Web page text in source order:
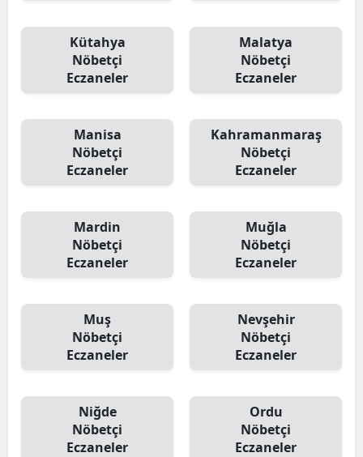
Kütahya
Nöbetçi
Eczaneler
Malatya
Nöbetçi
Eczaneler
Manisa
Nöbetçi
Eczaneler
Kahramanmaraş
Nöbetçi
Eczaneler
Mardin
Nöbetçi
Eczaneler
Muğla
Nöbetçi
Eczaneler
Muş
Nöbetçi
Eczaneler
Nevşehir
Nöbetçi
Eczaneler
Niğde
Nöbetçi
Eczaneler
Ordu
Nöbetçi
Eczaneler